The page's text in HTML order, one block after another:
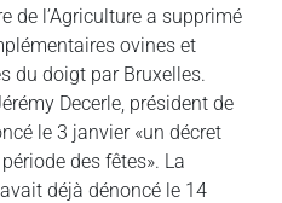
de l’Agriculture a supprimé
ovines et
du doigt par Bruxelles.
Decerle, président de
le 3 janvier «un décret
des fêtes». La
déjà dénoncé le 14